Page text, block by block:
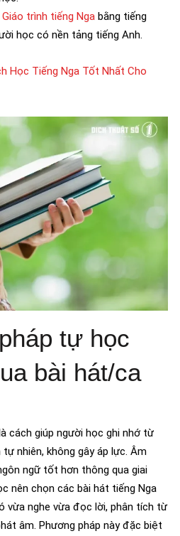
Giáo trình tiếng Nga bằng tiếng
học có nền tảng tiếng Anh.
Học Tiếng Nga Tốt Nhất Cho
tự học
bài hát/ca
cách giúp người học ghi nhớ từ
nhiên, không gây áp lực. Âm
ngữ tốt hơn thông qua giai
nên chọn các bài hát tiếng Nga
vừa nghe vừa đọc lời, phân tích từ
âm. Phương pháp này đặc biệt